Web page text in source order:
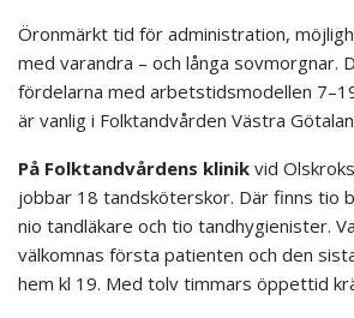
Öronmärkt tid för administration,
med varandra – och långa sovmorgnar.
fördelarna med arbetstidsmodellen
är vanlig i Folktandvården Västra
På Folktandvårdens klinik vid
jobbar 18 tandsköterskor. Där finns tio
nio tandläkare och tio tandhygienister.
välkomnas första patienten och den
hem kl 19. Med tolv timmars öppettid